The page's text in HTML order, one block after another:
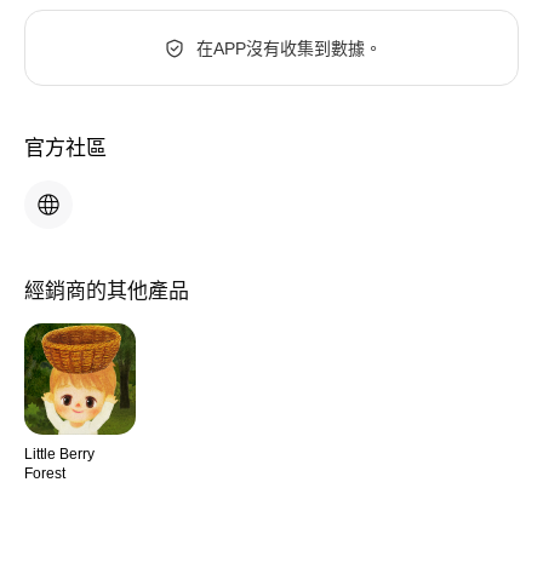
在APP沒有收集到數據。
官方社區
經銷商的其他產品
Little Berry
Forest